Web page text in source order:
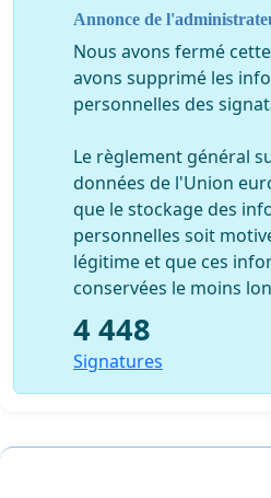
musée régional...).
C'est donc un réel cri du cœur ;
patrimoine partie intégrante
L'association de sauvegarde
regroupe historiens, adeptes
et "acteurs" dans le domaine
L'association VMF patrimoine
Françaises ) nous soutient.
Dites NON à la démolition
Annonce de
Nous avons fermé
avons supprimé les
personnelles des
Le règlement général
données de l'Union
que le stockage des
personnelles soit
légitime et que ces
conservées le moins
4 448
Signatures